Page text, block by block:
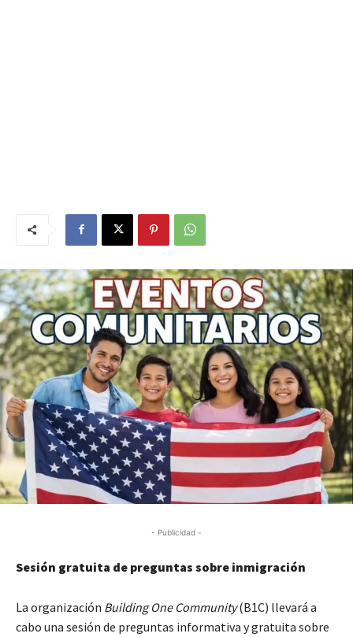
- Publicidad -
Sesión gratuita de preguntas sobre inmigración
La organización Building One Community(B1C) llevará a
cabo una sesión de preguntas informativa y gratuita sobre